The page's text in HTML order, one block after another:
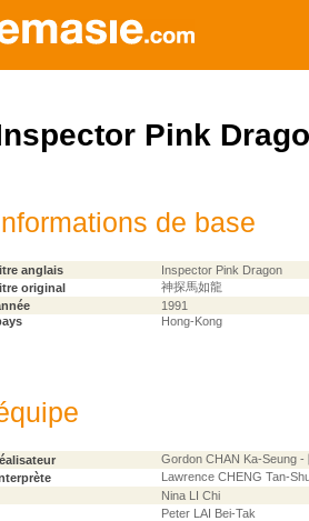
Pink
de base
anglais
Inspector Pink Dragon
original
神探馬如龍
1991
Hong-Kong
Gordon CHAN Ka-Seung -
Lawrence CHENG Tan-
Nina LI Chi
Peter LAI Bei-Tak